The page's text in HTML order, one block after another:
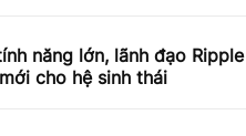
năng lớn, lãnh đạo Ripple
cho hệ sinh thái